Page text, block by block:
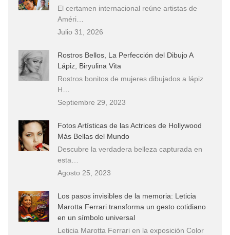
El certamen internacional reúne artistas de
Améri…
Julio 31, 2026
Rostros Bellos, La Perfección del Dibujo A
Lápiz, Biryulina Vita
Rostros bonitos de mujeres dibujados a lápiz
H…
Septiembre 29, 2023
Fotos Artísticas de las Actrices de Hollywood
Más Bellas del Mundo
Descubre la verdadera belleza capturada en
esta…
Agosto 25, 2023
Los pasos invisibles de la memoria: Leticia
Marotta Ferrari transforma un gesto cotidiano
en un símbolo universal
Leticia Marotta Ferrari en la exposición Color